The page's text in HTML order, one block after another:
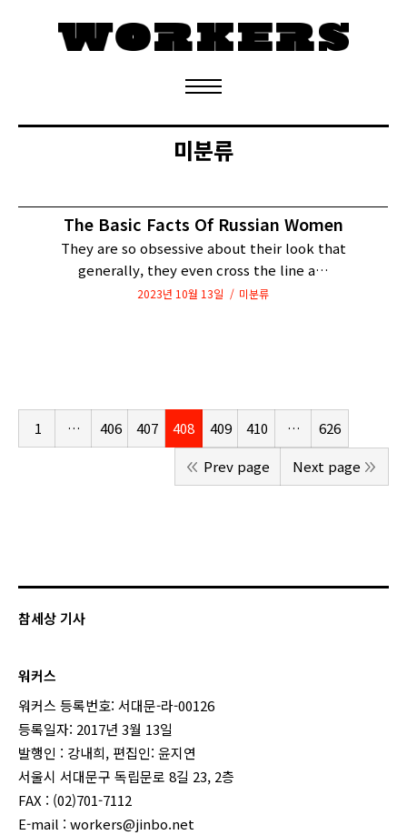
정기구독 신청
미분류
The Basic Facts Of Russian Women
They are so obsessive about their look that
generally, they even cross the line a…
2023년 10월 13일 미분류
1 … 406 407 408 409 410 …
626
Prev page
Next page
참세상 기사
워커스
워커스 등록번호: 서대문-라-00126
등록일자: 2017년 3월 13일
발행인 : 강내희, 편집인: 윤지연
서울시 서대문구 독립문로 8길 23, 2층
FAX : (02)701-7112
E-mail : workers@jinbo.net